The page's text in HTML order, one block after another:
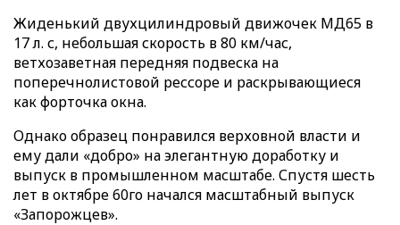
Жиденький двухцилиндровый движочек МД65 в
17 л. с, небольшая скорость в 80 км/час,
ветхозаветная передняя подвеска на
поперечнолистовой рессоре и раскрывающиеся
как форточка окна.
Однако образец понравился верховной власти и
ему дали «добро» на элегантную доработку и
выпуск в промышленном масштабе. Спустя шесть
лет в октябре 60го начался масштабный выпуск
«Запорожцев».